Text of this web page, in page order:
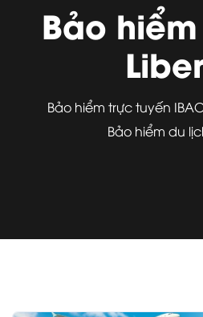
Bảo
Bảo hiểm trực tuyến
Bảo hiểm du